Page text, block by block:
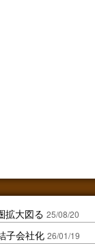
拡大図る 25/08/20
子会社化 26/01/19